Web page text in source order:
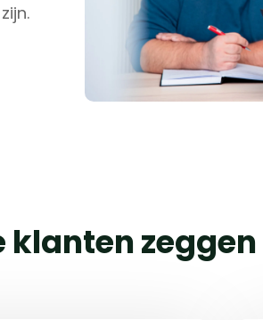
klanten zeggen